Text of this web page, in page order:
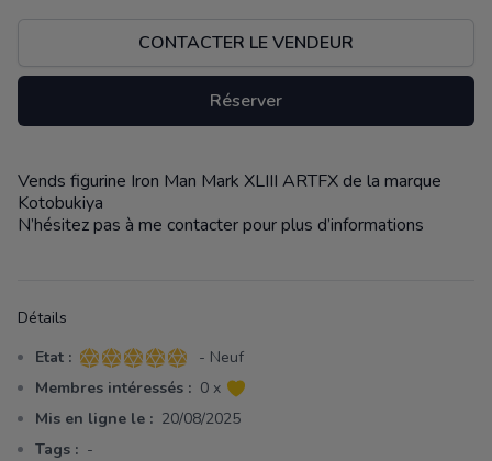
CONTACTER LE VENDEUR
Réserver
Description
Vends figurine Iron Man Mark XLIII ARTFX de la marque
Kotobukiya
N’hésitez pas à me contacter pour plus d’informations
Détails
Etat : 5 sur 5 étoiles
- Neuf
Membres intéressés : 0 x
Mis en ligne le : 20/08/2025
Tags : -